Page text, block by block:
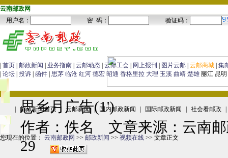
云南邮政网
首页 邮政新闻 业务指南 云邮动态 云邮工会 网上报刊 图片云邮 云邮商城 集
论坛 投诉 函件 思茅 临沧 红河 德宏 昭通 香格里拉 大理 玉溪 曲靖 楚雄 丽江 昆
邮政新闻首页 | 云邮新闻 | 国内邮政新闻 国际邮政新闻 社会看邮政
您现在的位置： 云南邮政网 >> 邮政新闻 >> 视频在线 >> 文章正文
思乡月广告(1')
作者：佚名 文章来源：云南
29